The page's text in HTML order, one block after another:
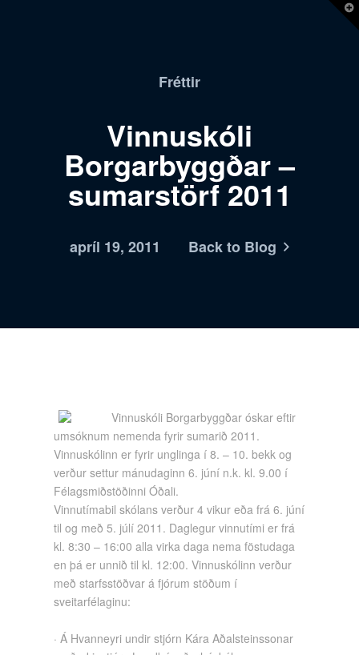
Fréttir
Vinnuskóli
Borgarbyggðar –
sumarstörf 2011
apríl 19, 2011 Back to Blog
Vinnuskóli Borgarbyggðar óskar eftir
umsóknum nemenda fyrir sumarið 2011.
Vinnuskólinn er fyrir unglinga í 8. – 10. bekk og
verður settur mánudaginn 6. júní n.k. kl. 9.00 í
Félagsmiðstöðinni Óðali.
Vinnutímabil skólans verður 4 vikur eða frá 6. júní
til og með 5. júlí 2011. Daglegur vinnutími er frá
kl. 8:30 – 16:00 alla virka daga nema föstudaga
en þá er unnið til kl. 12:00. Vinnuskólinn verður
með starfsstöðvar á fjórum stöðum í
sveitarfélaginu:
· Á Hvanneyri undir stjórn Kára Aðalsteinssonar